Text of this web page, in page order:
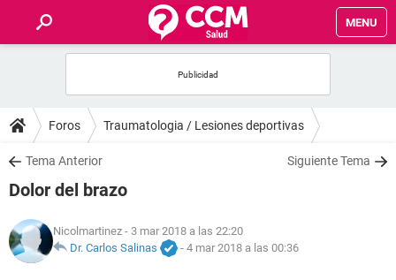
MENU
FOROS
SALUD
NUTRICIÓN
Foros Traumatologia / Lesiones deportivas
Tema Anterior Siguiente Tema
Dolor del brazo
Nicolmartinez - 3 mar 2018 a las 22:20
Dr. Carlos Salinas
- 4 mar 2018 a las 00:36